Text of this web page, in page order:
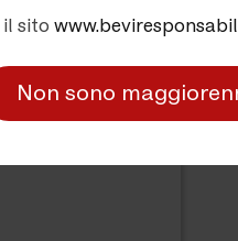
acqua purissima delle
sito
Non sono